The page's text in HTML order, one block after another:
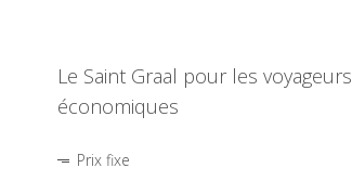
Le Saint Graal pour les voyageurs
économiques
Prix fixe